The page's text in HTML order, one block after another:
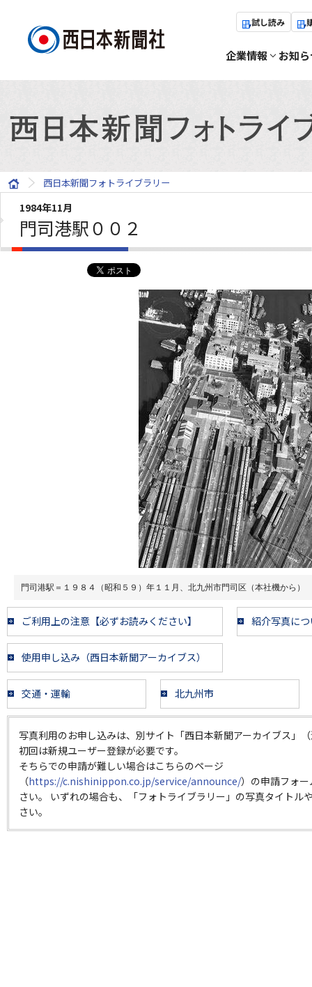
試し読み
企業情報 お知
西日本新聞フォトライブラリー
1984年11月
門司港駅００２
門司港駅＝１９８４（昭和５９）年１１月、北九州市門司区（本社機から）
ご利用上の注意【必ずお読みください】 紹介写真に
使用申し込み（西日本新聞アーカイブス）
交通・運輸 北九州市
写真利用のお申し込みは、別サイト「西日本新聞アーカイブス」
初回は新規ユーザー登録が必要です。
そちらでの申請が難しい場合はこちらのページ
（https://c.nishinippon.co.jp/service/announce/）の申請フォ
さい。 いずれの場合も、「フォトライブラリー」の写真タイトル
さい。